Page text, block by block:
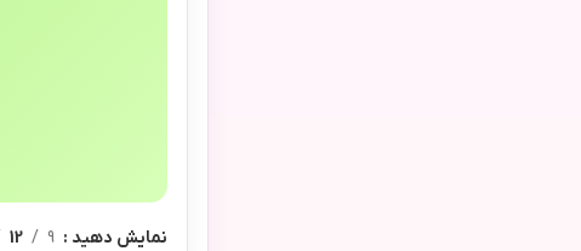
نمایش دهید 9
12